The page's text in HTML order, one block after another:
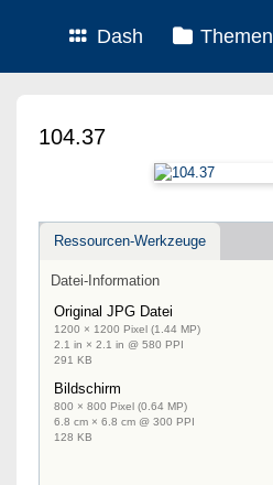
Dash Themen
104.37
Ressourcen-Werkzeuge
Datei-Information
Original JPG Datei
1200 × 1200 Pixel (1.44 MP)
2.1 in × 2.1 in @ 580 PPI
291 KB
Bildschirm
800 × 800 Pixel (0.64 MP)
6.8 cm × 6.8 cm @ 300 PPI
128 KB